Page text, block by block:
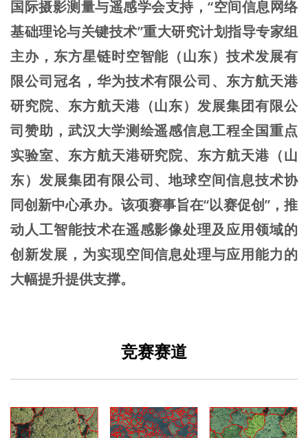
国际摄影测量与遥感学会支持，“空间信息网络
基础理论与关键技术”重大研究计划指导专家组
主办，东方星链时空智能（山东）技术发展有
限公司冠名，华为技术有限公司、东方航天港
研究院、东方航天港（山东）发展集团有限公
司赞助，武汉大学测绘遥感信息工程全国重点
实验室、东方航天港研究院、东方航天港（山
东）发展集团有限公司、地球空间信息技术协
同创新中心承办。该项赛事旨在“以赛促创”，推
动人工智能技术在遥感影像处理及应用领域的
创新发展，为实现空间信息处理与应用能力的
大幅提升提供支撑。
竞赛赛道